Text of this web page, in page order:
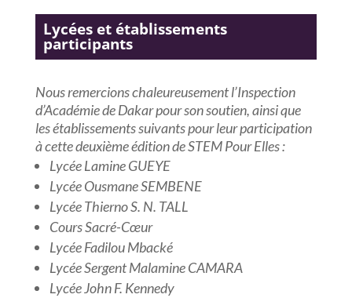
Lycées et établissements
participants
Nous remercions chaleureusement l’Inspection
d’Académie de Dakar pour son soutien, ainsi que
les établissements suivants pour leur participation
à cette deuxième édition de STEM Pour Elles :
Lycée Lamine GUEYE
Lycée Ousmane SEMBENE
Lycée Thierno S. N. TALL
Cours Sacré-Cœur
Lycée Fadilou Mbacké
Lycée Sergent Malamine CAMARA
Lycée John F. Kennedy